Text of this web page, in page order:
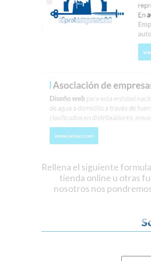
Rellena el siguiente
tienda online u otras
nosotros nos